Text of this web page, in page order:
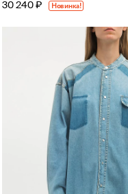
30 240 ₽ Новинка!